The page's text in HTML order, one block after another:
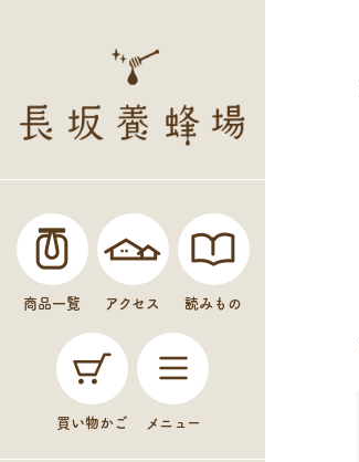
商品一覧 アクセス 読みもの
買い物かご メニュー